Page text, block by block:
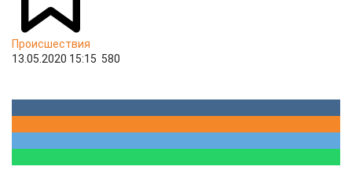
Происшествия
13.05.2020 15:15 580